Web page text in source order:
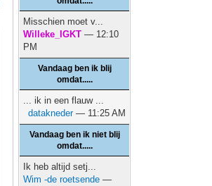
Misschien moet v...
Willeke_IGKT — 12:10
PM
Vandaag ben ik blij
omdat.....
... ik in een flauw ...
datakneder— 11:25 AM
Vandaag ben ik niet blij
omdat.....
Ik heb altijd setj...
Wim -de roetsende —